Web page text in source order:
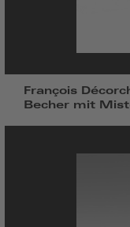
François
Becher mit